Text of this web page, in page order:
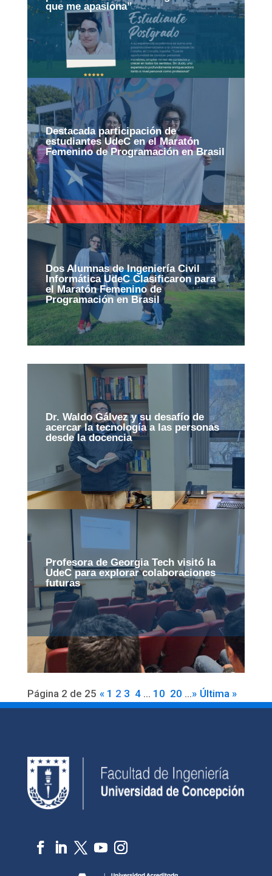
que me apasiona”
Destacada participación de
estudiantes UdeC en el Maratón
Femenino de Programación en Brasil
Dos Alumnas de Ingeniería Civil
Informática UdeC Clasificaron para
el Maratón Femenino de
Programación en Brasil
Dr. Waldo Gálvez y su desafío de
acercar la tecnología a las personas
desde la docencia
Profesora de Georgia Tech visitó la
UdeC para explorar colaboraciones
futuras
Página 2 de 25 « 1 2 3 4 ... 10 20 ...» Última »